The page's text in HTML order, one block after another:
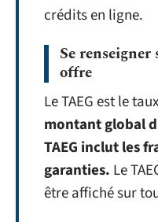
crédits en ligne.
Se renseigner
offre
Le TAEG est le
montant global
TAEG inclut les
garanties. Le
être affiché sur